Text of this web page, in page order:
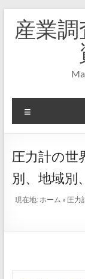
キ
プ
産業
ニ
ー
圧力計の世
別、地域別
現在地:ホーム »圧力